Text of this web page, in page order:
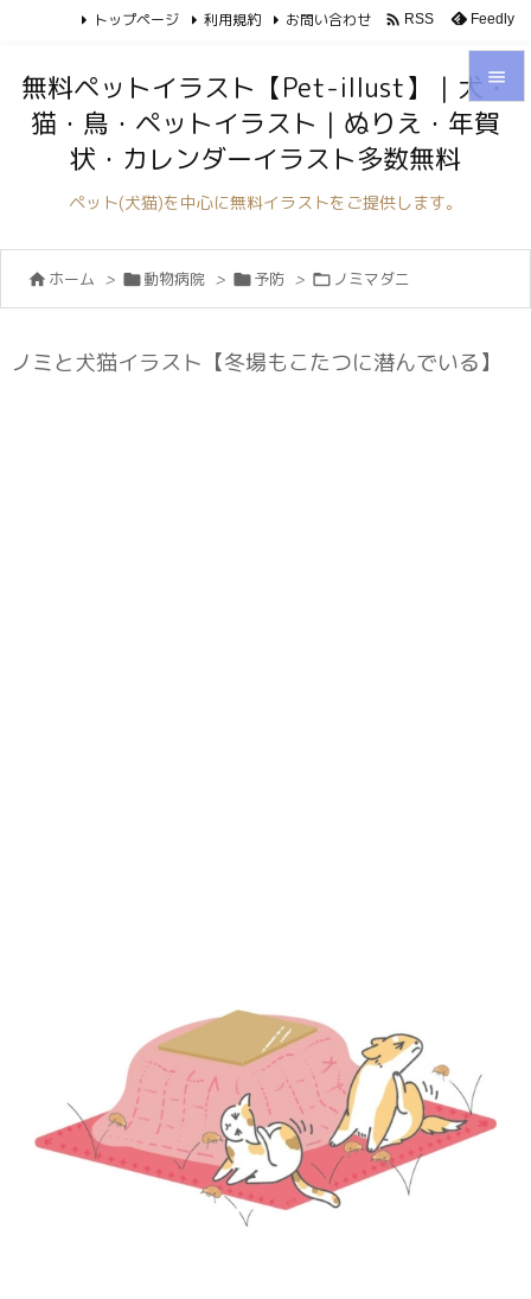



トップページ 利用規約 お問い合わせ  RSS Feedly
無料ペットイラスト【Pet-illust】｜犬・
猫・鳥・ペットイラスト｜ぬりえ・年賀
状・カレンダーイラスト多数無料
ペット(犬猫)を中心に無料イラストをご提供します。
 ホーム > 動物病院 > 予防 >  ノミマダニ
ノミと犬猫イラスト【冬場もこたつに潜んでいる】